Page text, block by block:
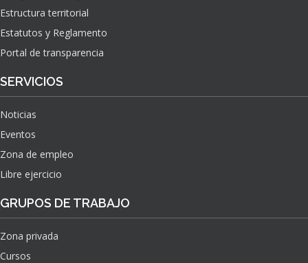
Estructura territorial
Estatutos y Reglamento
Portal de transparencia
SERVICIOS
Noticias
Eventos
Zona de empleo
Libre ejercicio
GRUPOS DE TRABAJO
Zona privada
Cursos